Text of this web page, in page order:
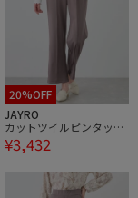
20%OFF
JAYRO
カットツイルピンタック
入りストレートパンツ
¥3,432